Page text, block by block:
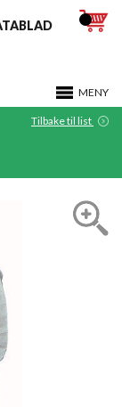
MENY
Tilbake til list